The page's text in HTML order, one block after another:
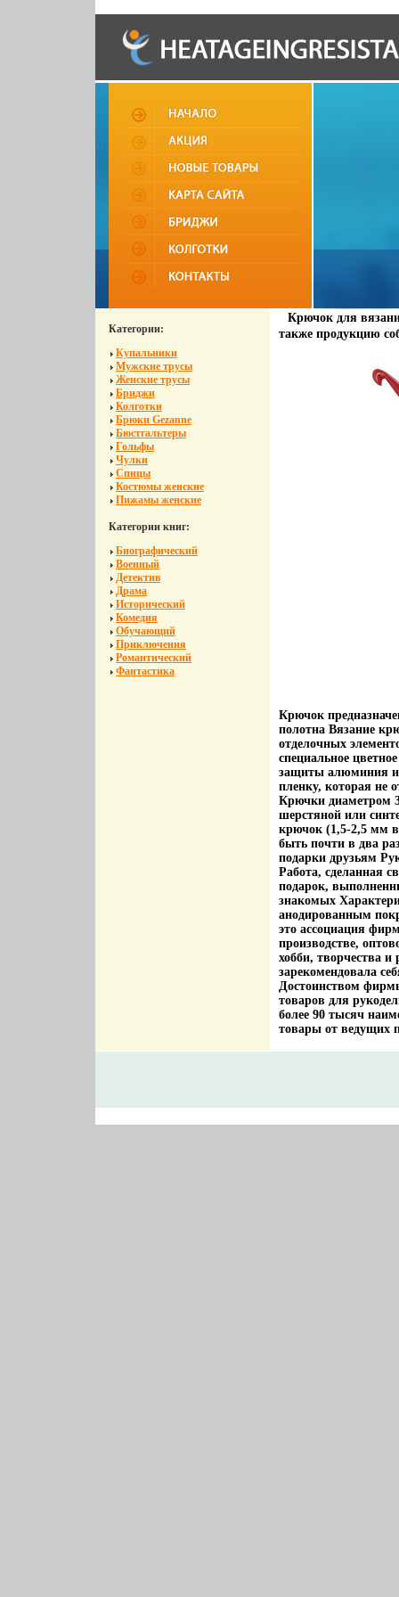
Категории:
Купальники
Мужские трусы
Женские трусы
Бриджи
Колготки
Брюки Gezanne
Бюстгальтеры
Гольфы
Чулки
Спицы
Костюмы женские
Пижамы женские
Категории книг:
Биографический
Военный
Детектив
Драма
Исторический
Комедия
Обучающий
Приключения
Романтический
Фантастика
Крючок для
также продукцию
Крючок
полотна Вязание
отделочных
специальное
защиты алюминия и
пленку, которая не
Крючки диаметром
шерстяной или
крючок (1,5-2,5 мм
быть почти в два
подарки друзьям
Работа, сделанная
подарок,
знакомых
анодированным
это ассоциация
производстве,
хобби, творчества и
зарекомендовала
Достоинством
товаров для
более 90 тысяч
товары от ведущих